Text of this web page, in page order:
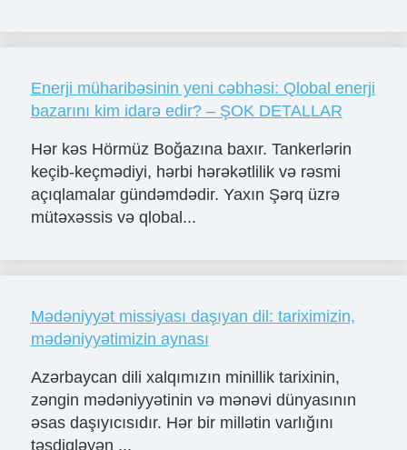
Enerji müharibəsinin yeni cəbhəsi: Qlobal enerji
bazarını kim idarə edir? – ŞOK DETALLAR
Hər kəs Hörmüz Boğazına baxır. Tankerlərin
keçib-keçmədiyi, hərbi hərəkətlilik və rəsmi
açıqlamalar gündəmdədir. Yaxın Şərq üzrə
mütəxəssis və qlobal...
Mədəniyyət missiyası daşıyan dil: tariximizin,
mədəniyyətimizin aynası
Azərbaycan dili xalqımızın minillik tarixinin,
zəngin mədəniyyətinin və mənəvi dünyasının
əsas daşıyıcısıdır. Hər bir millətin varlığını
təsdiqləyən ...